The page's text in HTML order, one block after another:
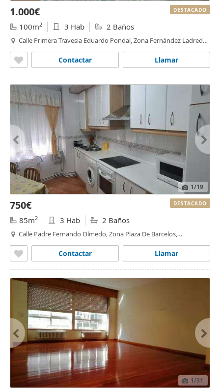
1.000€
100m2 3 Hab 2 Baños
Calle Primera Travesia Eduardo Pondal, Zona Fernández Ladreda,
Llamar
Contactar
DESTACADO
1/19
750€
85m2 3 Hab 2 Baños
Calle Padre Fernando Olmedo, Zona Plaza De Barcelos,
Llamar
Contactar
DESTACADO
1/31